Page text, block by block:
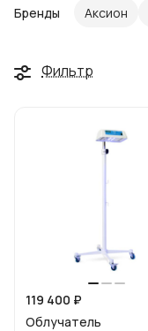
Бренды Аксион
Фильтр
119 400 ₽
Облучатель